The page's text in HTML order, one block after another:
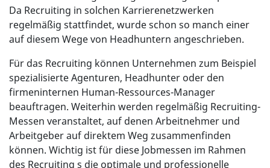
Da Recruiting in solchen Karrierenetzwerken
regelmäßig stattfindet, wurde schon so manch einer
auf diesem Wege von Headhuntern angeschrieben.
Für das Recruiting können Unternehmen zum Beispiel
spezialisierte Agenturen, Headhunter oder den
firmeninternen Human-Ressources-Manager
beauftragen. Weiterhin werden regelmäßig Recruiting-
Messen veranstaltet, auf denen Arbeitnehmer und
Arbeitgeber auf direktem Weg zusammenfinden
können. Wichtig ist für diese Jobmessen im Rahmen
des Recruiting s die optimale und professionelle